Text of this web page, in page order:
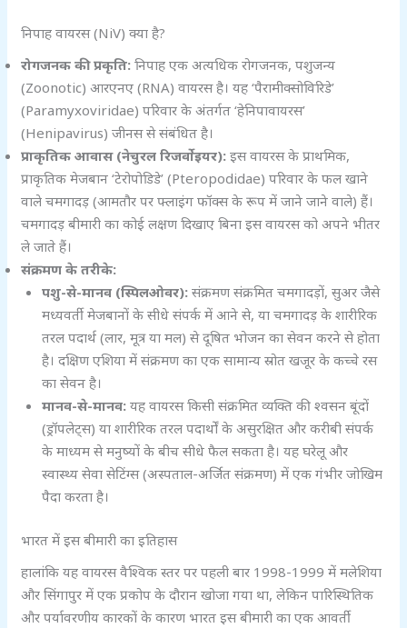
निपाह वायरस (NiV) क्या है?
रोगजनक की प्रकृति: निपाह एक अत्यधिक रोगजनक, पशुजन्य
(Zoonotic) आरएनए (RNA) वायरस है। यह ‘पैरामीक्सोविरिडे’
(Paramyxoviridae) परिवार के अंतर्गत ‘हेनिपावायरस’
(Henipavirus) जीनस से संबंधित है।
प्राकृतिक आवास (नेचुरल रिजर्वोइयर): इस वायरस के प्राथमिक,
प्राकृतिक मेजबान ‘टेरोपोडिडे’ (Pteropodidae) परिवार के फल खाने
वाले चमगादड़ (आमतौर पर फ्लाइंग फॉक्स के रूप में जाने जाने वाले) हैं।
चमगादड़ बीमारी का कोई लक्षण दिखाए बिना इस वायरस को अपने भीतर
ले जाते हैं।
संक्रमण के तरीके:
पशु-से-मानव (स्पिलओवर):संक्रमण संक्रमित चमगादड़ों, सुअर जैसे
मध्यवर्ती मेजबानों के सीधे संपर्क में आने से, या चमगादड़ के शारीरिक
तरल पदार्थ (लार, मूत्र या मल) से दूषित भोजन का सेवन करने से होता
है। दक्षिण एशिया में संक्रमण का एक सामान्य स्रोत खजूर के कच्चे रस
का सेवन है।
मानव-से-मानव:यह वायरस किसी संक्रमित व्यक्ति की श्वसन बूंदों
(ड्रॉपलेट्स) या शारीरिक तरल पदार्थों के असुरक्षित और करीबी संपर्क
के माध्यम से मनुष्यों के बीच सीधे फैल सकता है। यह घरेलू और
स्वास्थ्य सेवा सेटिंग्स (अस्पताल-अर्जित संक्रमण) में एक गंभीर जोखिम
पैदा करता है।
भारत में इस बीमारी का इतिहास
हालांकि यह वायरस वैश्विक स्तर पर पहली बार 1998-1999 में मलेशिया
और सिंगापुर में एक प्रकोप के दौरान खोजा गया था, लेकिन पारिस्थितिक
और पर्यावरणीय कारकों के कारण भारत इस बीमारी का एक आवर्ती